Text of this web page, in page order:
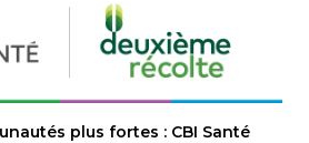
plus fortes : CBI Santé